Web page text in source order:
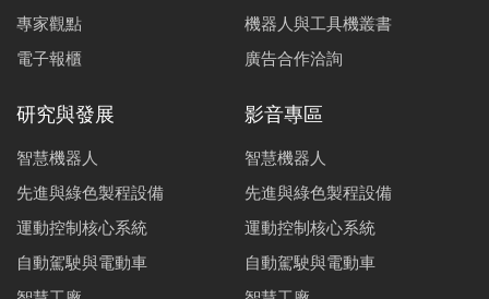
專家觀點
電子報櫃
機器人與工具機叢書
廣告合作洽詢
研究與發展
智慧機器人
先進與綠色製程設備
運動控制核心系統
自動駕駛與電動車
影音專區
智慧機器人
先進與綠色製程設備
運動控制核心系統
自動駕駛與電動車